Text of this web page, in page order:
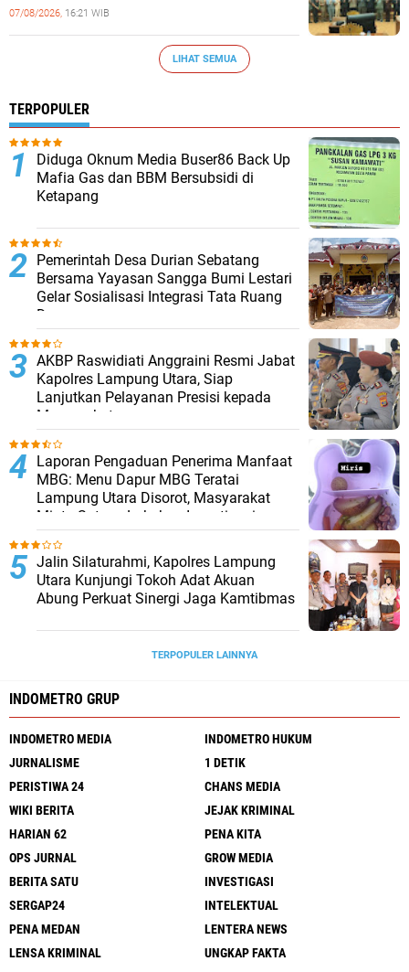
07/08/2026, 16:21 WIB
LIHAT SEMUA
TERPOPULER
Diduga Oknum Media Buser86 Back Up
Mafia Gas dan BBM Bersubsidi di
Ketapang
Pemerintah Desa Durian Sebatang
Bersama Yayasan Sangga Bumi Lestari
Gelar Sosialisasi Integrasi Tata Ruang
Desa
AKBP Raswidiati Anggraini Resmi Jabat
Kapolres Lampung Utara, Siap
Lanjutkan Pelayanan Presisi kepada
Masyarakat
Laporan Pengaduan Penerima Manfaat
MBG: Menu Dapur MBG Teratai
Lampung Utara Disorot, Masyarakat
Minta Satgas Lakukan Investigasi
Jalin Silaturahmi, Kapolres Lampung
Utara Kunjungi Tokoh Adat Akuan
Abung Perkuat Sinergi Jaga Kamtibmas
TERPOPULER LAINNYA
INDOMETRO GRUP
INDOMETRO MEDIA
INDOMETRO HUKUM
JURNALISME
1 DETIK
PERISTIWA 24
CHANS MEDIA
WIKI BERITA
JEJAK KRIMINAL
HARIAN 62
PENA KITA
OPS JURNAL
GROW MEDIA
BERITA SATU
INVESTIGASI
SERGAP24
INTELEKTUAL
PENA MEDAN
LENTERA NEWS
LENSA KRIMINAL
UNGKAP FAKTA